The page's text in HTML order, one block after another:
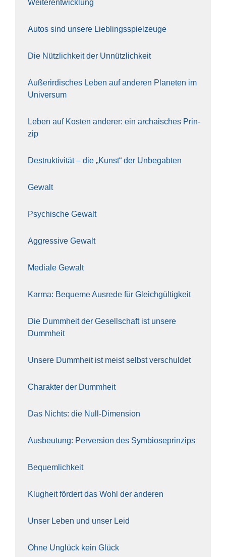
Wei­ter­ent­wick­lung
Autos sind unse­re Lieb­lings­spiel­zeu­ge
Die Nütz­lich­keit der Unnütz­lich­keit
Außer­ir­di­sches Leben auf ande­ren Pla­ne­ten im
Uni­ver­sum
Leben auf Kos­ten ande­rer: ein archai­sches Prin­
zip
Destruk­ti­vi­tät – die „Kunst“ der Unbe­gab­ten
Gewalt
Psy­chi­sche Gewalt
Aggres­si­ve Gewalt
Media­le Gewalt
Kar­ma: Beque­me Aus­re­de für Gleich­gül­tig­keit
Die Dumm­heit der Gesell­schaft ist unse­re
Dumm­heit
Unse­re Dumm­heit ist meist selbst ver­schul­det
Cha­rak­ter der Dumm­heit
Das Nichts: die Null-Dimen­si­on
Aus­beu­tung: Per­ver­si­on des Sym­bio­se­prin­zips
Bequem­lich­keit
Klug­heit för­dert das Wohl der ande­ren
Unser Leben und unser Leid
Ohne Unglück kein Glück